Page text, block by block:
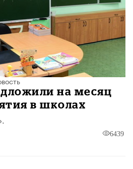
на месяц
в школах
6439